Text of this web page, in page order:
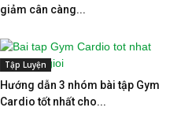
giảm cân càng...
Tập Luyện
Hướng dẫn 3 nhóm bài tập Gym
Cardio tốt nhất cho...